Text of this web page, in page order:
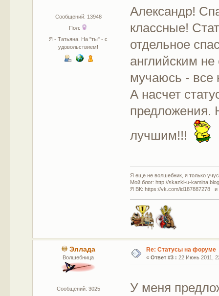
Сообщений: 13948
Пол:
Я - Татьяна. На "ты" - с
удовольствием!
Александр!
классные!
отдельное
английским
мучаюсь - все
А насчет
лучшим!!!
Я еще не волшебник, я только
Мой блог: http://skazki-u-
Я ВК: https://vk.com/id187887278 и
Эллада
Волшебница
Сообщений: 3025
Re: Статусы на форуме
« Ответ #3 : 22 Июнь 2011,
У меня